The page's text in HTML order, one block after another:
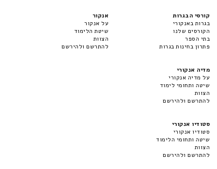
קורסי הבגרות
בגרות באנקורי
הקורסים שלנו
בתי הספר
פתרון בחינות בגרות
אנקור
על אנקור
שיטת הלימוד
הצוות
להתרשם ולהירשם
מדיה אנקורי
על מדיה אנקורי
שיטה ותחומי לימוד
הצוות
להתרשם ולהירשם
סטודיו אנקורי
סטודיו אנקורי
שיטה ותחומי הלימוד
הצוות
להתרשם ולהירשם